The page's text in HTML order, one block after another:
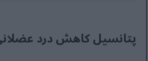
پتانسیل کاهش درد